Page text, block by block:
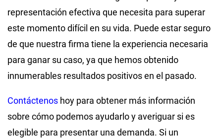
representación efectiva que necesita para superar
este momento difícil en su vida. Puede estar seguro
de que nuestra firma tiene la experiencia necesaria
para ganar su caso, ya que hemos obtenido
innumerables resultados positivos en el pasado.
Contáctenos hoy para obtener más información
sobre cómo podemos ayudarlo y averiguar si es
elegible para presentar una demanda. Si un